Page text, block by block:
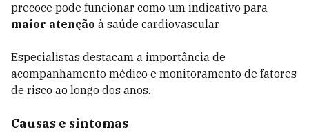
precoce pode funcionar como um indicativo para
maior atenção à saúde cardiovascular.
Especialistas destacam a importância de
acompanhamento médico e monitoramento de fatores
de risco ao longo dos anos.
Causas e sintomas